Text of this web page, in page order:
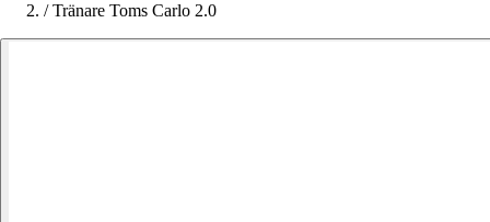
/ Tränare Toms Carlo 2.0